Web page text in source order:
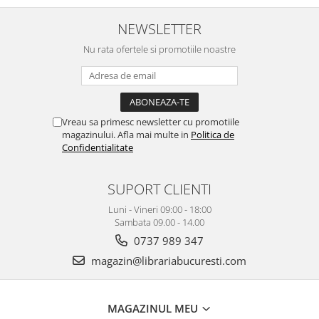
NEWSLETTER
Nu rata ofertele si promotiile noastre
Vreau sa primesc newsletter cu promotiile
magazinului. Afla mai multe in Politica de
Confidentialitate
SUPORT CLIENTI
Luni - Vineri 09:00 - 18:00
Sambata 09.00 - 14.00
0737 989 347
magazin@librariabucuresti.com
MAGAZINUL MEU